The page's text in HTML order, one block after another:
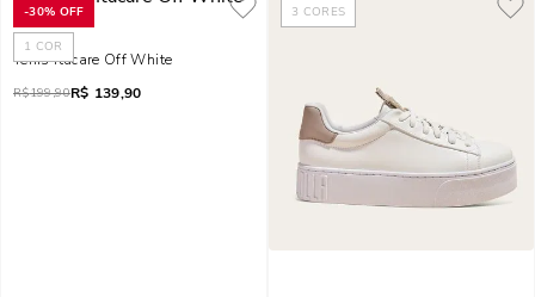
-30% OFF
1 COR
Tênis Itacare Off White
R$199,90R$ 139,90
3 CORES